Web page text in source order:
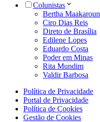
Colunistas
Bertha Maakaroun
Ciro Dias Reis
Direto de Brasília
Edilene Lopes
Eduardo Costa
Poder em Minas
Rita Mundim
Valdir Barbosa
Política de Privacidade
Portal de Privacidade
Política de Cookies
Gestão de Cookies